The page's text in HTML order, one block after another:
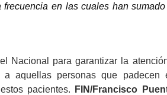
en las cuales han
Nacional para garantizar la
a aquellas personas que padecen
pacientes.
FIN/Francisco